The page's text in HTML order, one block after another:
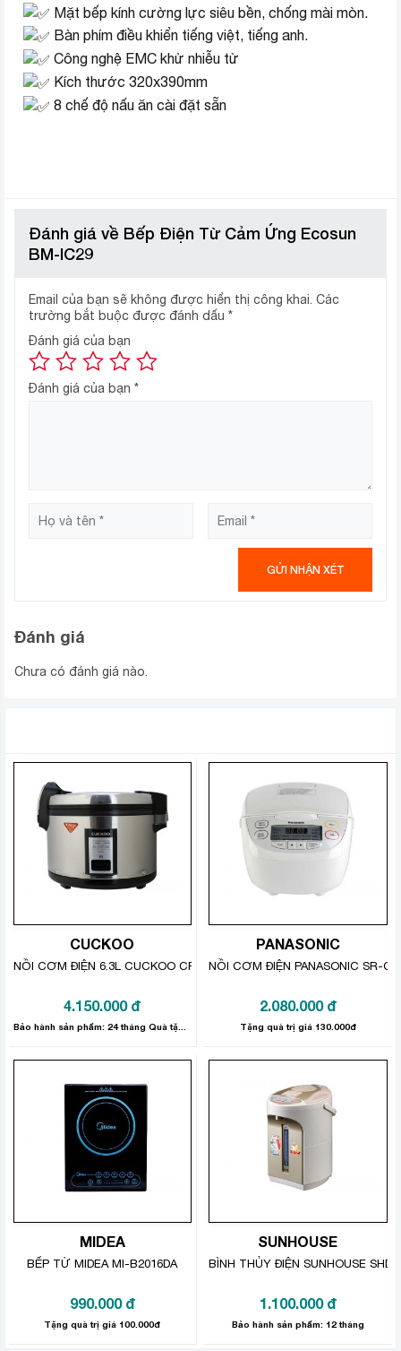
Mặt bếp kính cường lực siêu bền, chống mài mòn.
Bàn phím điều khiển tiếng việt, tiếng anh.
Công nghệ EMC khử nhiễu từ
Kích thước 320x390mm
8 chế độ nấu ăn cài đặt sẵn
Đánh giá về Bếp Điện Từ Cảm Ứng Ecosun
BM-IC29
Email của bạn sẽ không được hiển thị công khai. Các
trường bắt buộc được đánh dấu *
Đánh giá của bạn
Đánh giá của bạn *
Đánh giá
Chưa có đánh giá nào.
CUCKOO
NỒI CƠM ĐIỆN 6.3L CUCKOO CR-3521S
4.150.000 đ
PANASONIC
NỒI CƠM ĐIỆN PANASONIC SR-
2.080.000 đ
Tặng quà trị giá 130.000đ
MIDEA
BẾP TỪ MIDEA MI-B2016DA
990.000 đ
Tặng quà trị giá 100.000đ
SUNHOUSE
BÌNH THỦY ĐIỆN SUNHOUSE
1.100.000 đ
Bảo hành sản phẩm: 12 tháng